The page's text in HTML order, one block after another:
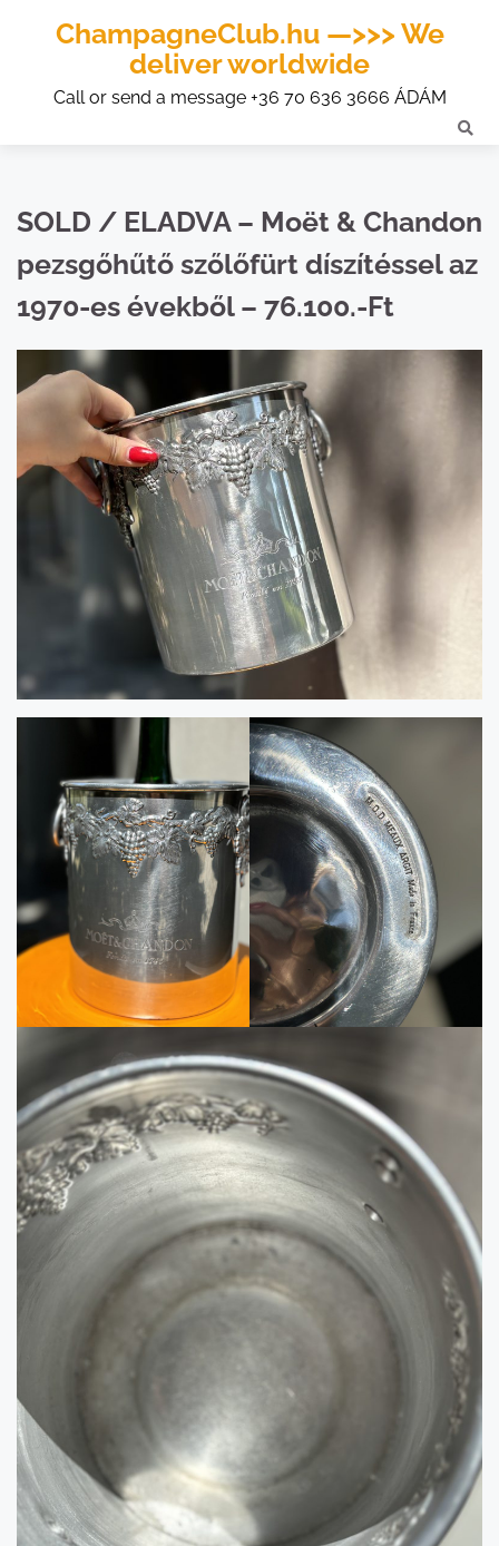
ChampagneClub.hu —>>> We
deliver worldwide
Call or send a message +36 70 636 3666 ÁDÁM
SOLD / ELADVA – Moët & Chandon
pezsgőhűtő szőlőfürt díszítéssel az
1970-es évekből – 76.100.-Ft